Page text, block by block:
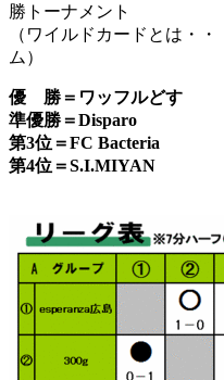
勝トーナメント
（ワイルドカードとは・
ム）
優 勝＝ワッフルどす
準優勝＝Disparo
第3位＝FC Bacteria
第4位＝S.I.MIYAN